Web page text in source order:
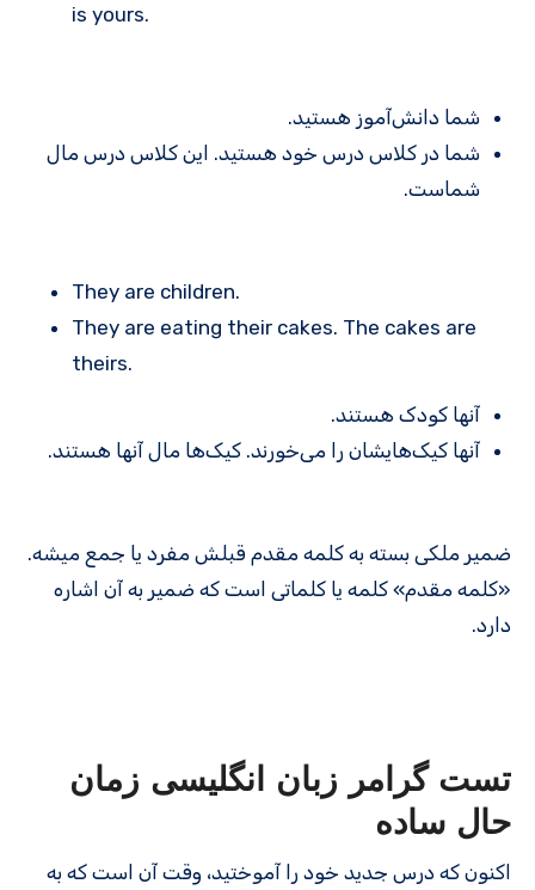
is yours.
شما دانش‌آموز هستید.
شما در کلاس درس خود هستید. این کلاس درس مال
شماست.
They are children.
They are eating their cakes. The cakes are
theirs.
آنها کودک هستند.
آنها کیک‌هایشان را می‌خورند. کیک‌ها مال آنها هستند.
ضمیر ملکی بسته به کلمه مقدم قبلش مفرد یا جمع میشه.
«کلمه مقدم» کلمه یا کلماتی است که ضمیر به آن اشاره
دارد.
تست گرامر زبان انگلیسی زمان
حال ساده
اکنون که درس جدید خود را آموختید، وقت آن است که به